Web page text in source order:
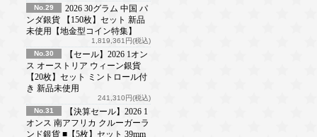
No.29
2026 30グラム 中国 パ
ンダ銀貨 【150枚】セット 新品
未使用【地金型コイン特集】
1,819,361円(税込)
No.30
【セール】2026 1オン
ス オーストリア ウィーン銀貨
【20枚】セット ミントロール付
き 新品未使用
241,310円(税込)
No.31
【決算セール】2026 1
オンス 南アフリカ クルーガーラ
ンド銀貨 ■【5枚】セット 39mm